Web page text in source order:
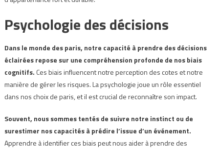
Psychologie des décisions
Dans le monde des paris, notre capacité à prendre des décisions
éclairées repose sur une compréhension profonde de nos biais
cognitifs. Ces biais influencent notre perception des cotes et notre
manière de gérer les risques. La psychologie joue un rôle essentiel
dans nos choix de paris, et il est crucial de reconnaître son impact.
Souvent, nous sommes tentés de suivre notre instinct ou de
surestimer nos capacités à prédire l’issue d’un événement.
Apprendre à identifier ces biais peut nous aider à prendre des